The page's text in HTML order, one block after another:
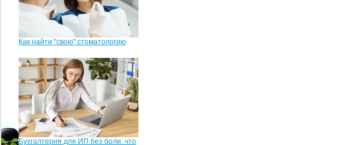
Как найти "свою" стоматологию
Бухгалтерия для ИП без боли: что